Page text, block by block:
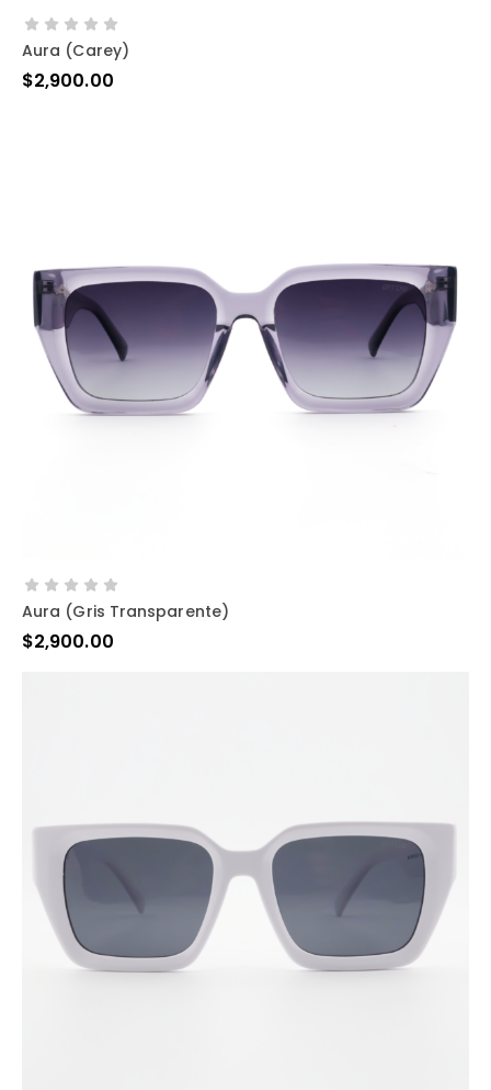
Aura (carey)
$2,900.00
Aura (gris Transparente)
$2,900.00